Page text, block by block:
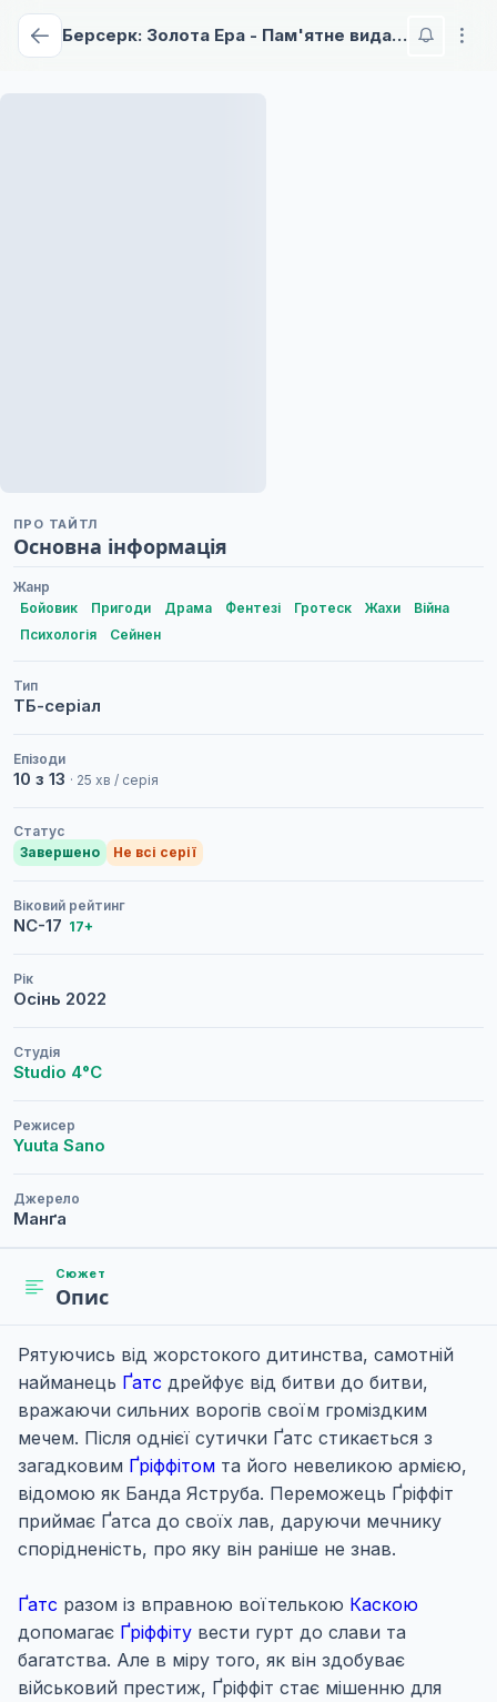
Берсерк: Золота Ера - Пам'ятне видання
ПРО ТАЙТЛ
Основна інформація
Жанр
Бойовик
Пригоди Драма Фентезі Гротеск Жахи
Війна
Психологія
Сейнен
Тип
ТБ-серіал
Епізоди
10 з 13 · 25 хв / серія
Статус
Завершено
Не всі серії
Віковий рейтинг
NC-17 17+
Рік
Осінь 2022
Студія
Studio 4°C
Режисер
Yuuta Sano
Джерело
Манґа
Сюжет
Опис
Рятуючись від жорстокого дитинства, самотній
найманець Ґатс дрейфує від битви до битви,
вражаючи сильних ворогів своїм громіздким
мечем. Після однієї сутички Ґатс стикається з
загадковим Ґріффітом та його невеликою армією,
відомою як Банда Яструба. Переможець Ґріффіт
приймає Ґатса до своїх лав, даруючи мечнику
спорідненість, про яку він раніше не знав.
Ґатс разом із вправною воїтелькою Каскою
допомагає Ґріффіту вести гурт до слави та
багатства. Але в міру того, як він здобуває
військовий престиж, Ґріффіт стає мішенню для